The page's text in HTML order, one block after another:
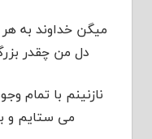
میگن خداوند به
دل من چقدر
نازنینم با تمام
می ستایم و